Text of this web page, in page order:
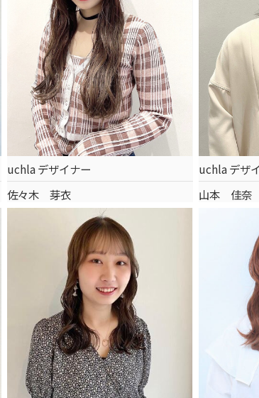
uchla デザイナー
佐々木 芽衣
uchla デザ
山本 佳奈